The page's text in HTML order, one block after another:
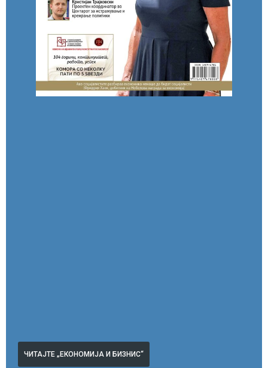
ЧИТАЈТЕ „ЕКОНОМИЈА И БИЗНИС“